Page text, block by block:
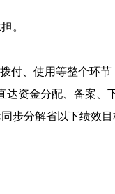
。
付、使用等整个环节
达资金分配、备案、
步分解省以下绩效